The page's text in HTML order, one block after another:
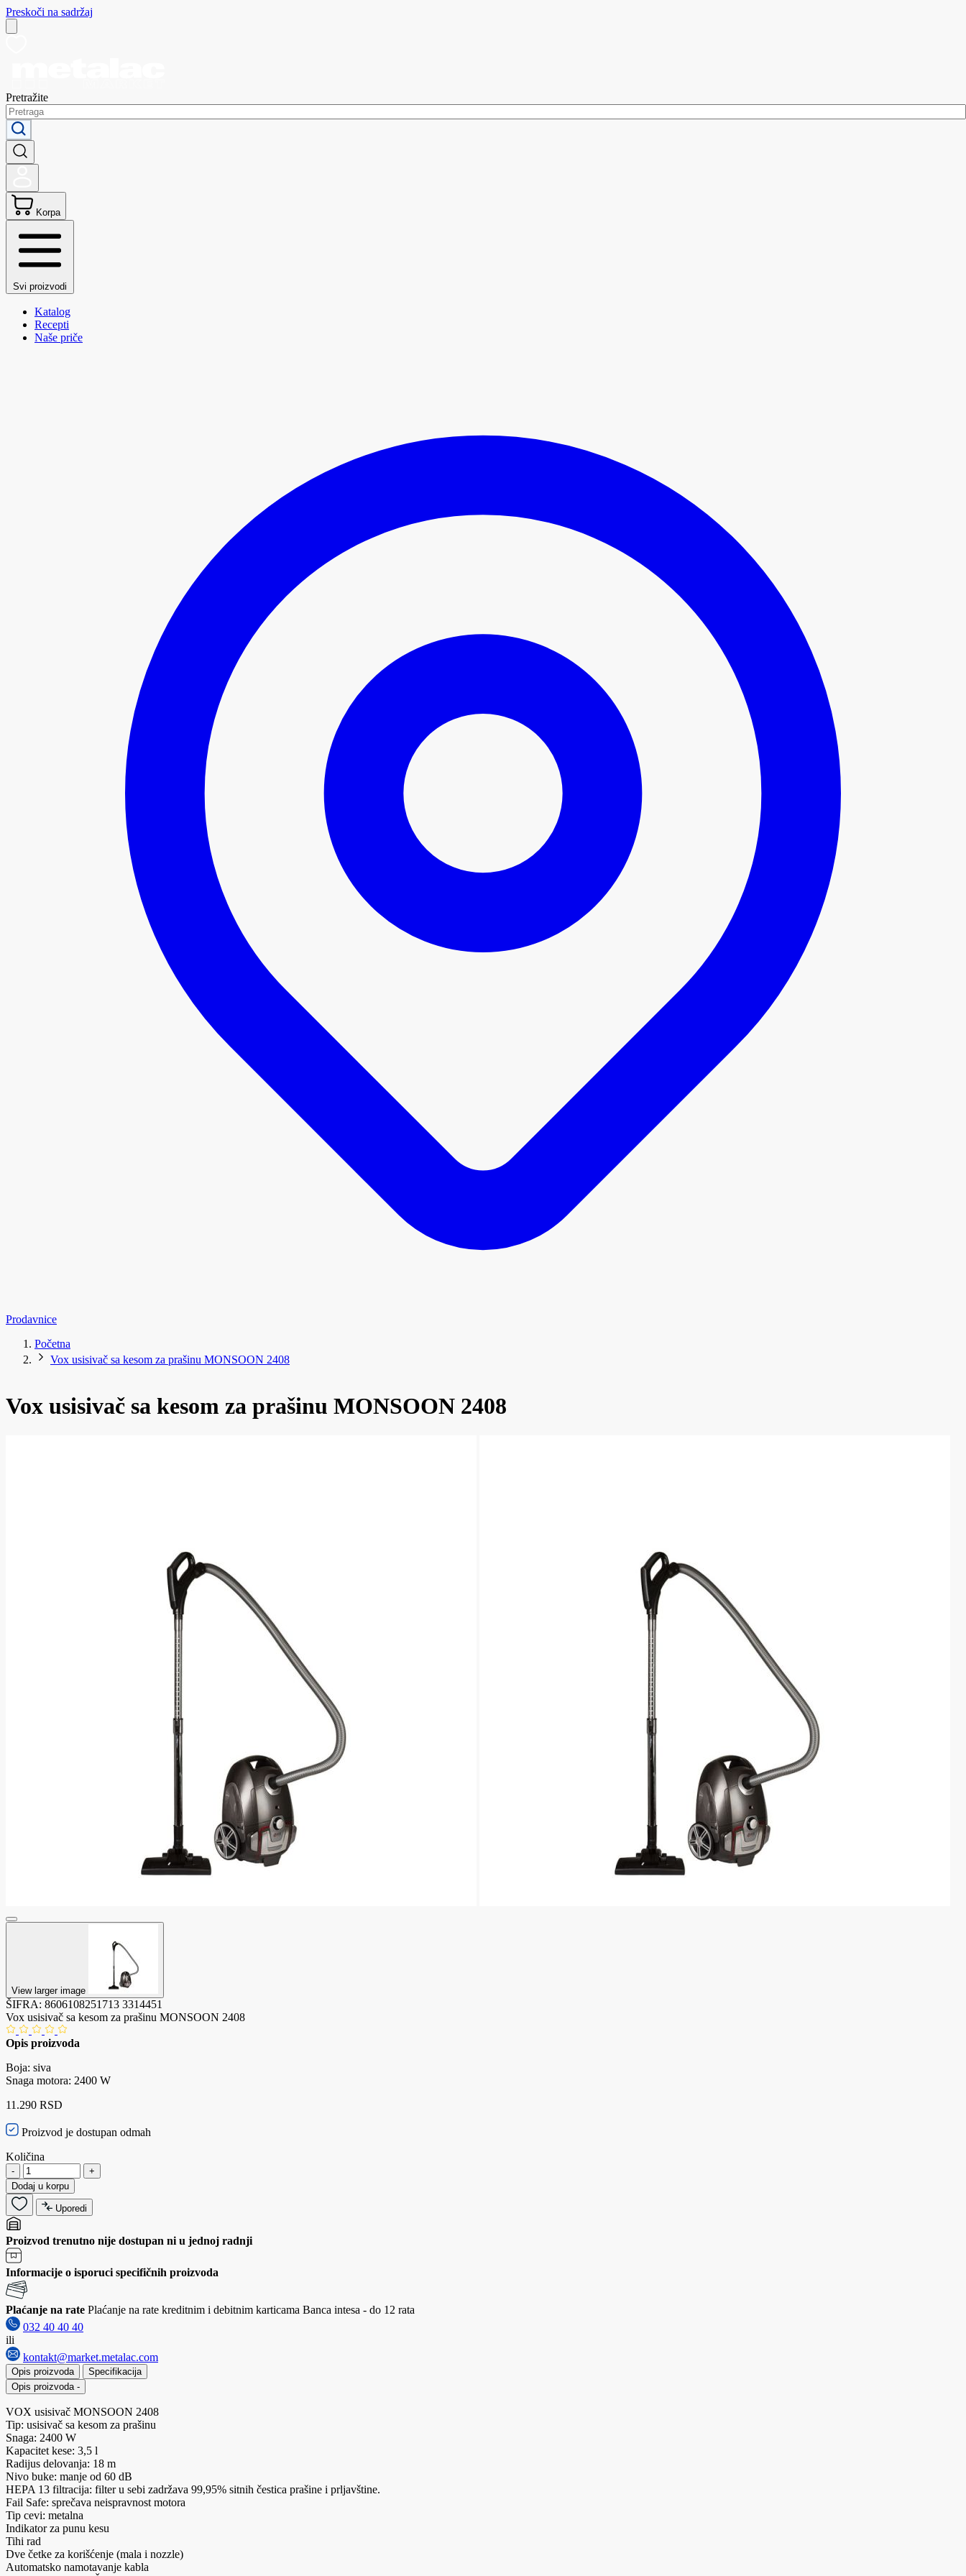
Preskoči na sadržaj
Pretražite
Korpa
Svi proizvodi
Katalog
Recepti
Naše priče
Prodavnice
Početna
Vox usisivač sa kesom za prašinu MONSOON 2408
Vox usisivač sa kesom za prašinu MONSOON 2408
View larger image
ŠIFRA: 8606108251713 3314451
Vox usisivač sa kesom za prašinu MONSOON 2408
Opis proizvoda
Boja: siva
Snaga motora: 2400 W
11.290 RSD
Proizvod je dostupan odmah
Količina
-
+
Dodaj u korpu
Uporedi
Proizvod trenutno nije dostupan ni u jednoj radnji
Informacije o isporuci specifičnih proizvoda
Plaćanje na rate Plaćanje na rate kreditnim i debitnim karticama Banca intesa - do 12 rata
032 40 40 40
ili
kontakt@market.metalac.com
Opis proizvoda
Specifikacija
Opis proizvoda -
VOX usisivač MONSOON 2408
Tip: usisivač sa kesom za prašinu
Snaga: 2400 W
Kapacitet kese: 3,5 l
Radijus delovanja: 18 m
Nivo buke: manje od 60 dB
HEPA 13 filtracija: filter u sebi zadržava 99,95% sitnih čestica prašine i prljavštine.
Fail Safe: sprečava neispravnost motora
Tip cevi: metalna
Indikator za punu kesu
Tihi rad
Dve četke za korišćenje (mala i nozzle)
Automatsko namotavanje kabla